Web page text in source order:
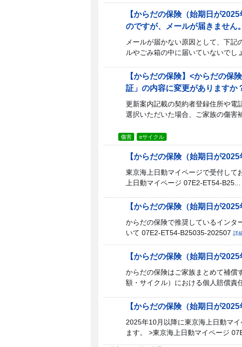
【からだの保険（始期日が
のですが、メールが届きません。
メールが届かない原因として、下
ルやごみ箱の中に届いていないでし
【からだの保険】<からだの保
証」の内容に変更がありますか
更新案内記載の契約者登録住所や
選択いただいた場合、ご家族の傷害
傷害 eサイクル
【からだの保険（始期日が
東京海上日動マイページで受付して
上日動マイページ 07E2-ET54-B25...
【からだの保険（始期日が
からだの保険で推奨しているインタ
いて 07E2-ET54-B25035-202507 詳
【からだの保険（始期日が
からだの保険はご家族まとめて補償
額・サイクル）における個人賠償責
【からだの保険（始期日が
2025年10月以降に東京海上日動マ
ます。 >東京海上日動マイページ